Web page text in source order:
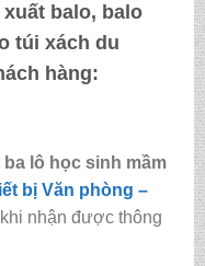
balo, balo
túi xách du
hàng:
lô học sinh mầm
bị Văn phòng –
nhận được thông